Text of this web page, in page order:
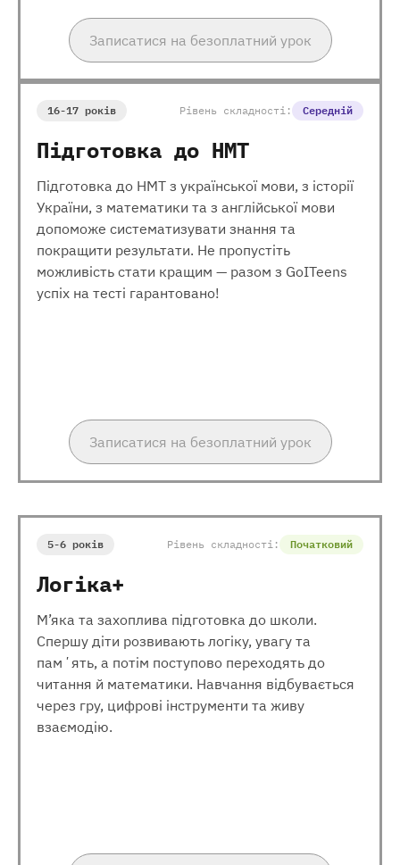
Записатися на безоплатний урок
16-17 років Рівень складності: Середній
Підготовка до НМТ
Підготовка до НМТ з української мови, з історії
України, з математики та з англійської мови
допоможе систематизувати знання та
покращити результати. Не пропустіть
можливість стати кращим — разом з GoITeens
успіх на тесті гарантовано!
Записатися на безоплатний урок
5-6 років Рівень складності: Початковий
Логіка+
М’яка та захоплива підготовка до школи.
Спершу діти розвивають логіку, увагу та
памʼять, а потім поступово переходять до
читання й математики. Навчання відбувається
через гру, цифрові інструменти та живу
взаємодію.